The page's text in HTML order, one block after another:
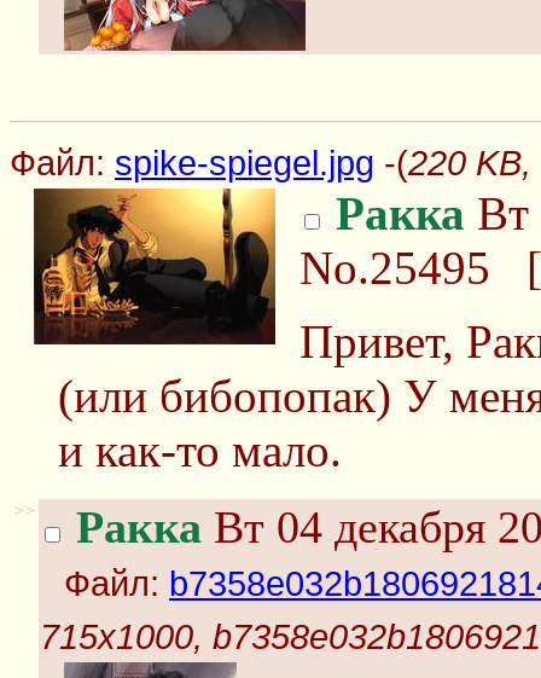
Файл: spike-spiegel.jpg -(220
Ракка Вт
No.25495 [
Привет,
(или бибопопак) У
и как-то мало.
>> Ракка Вт 04 декабря
Файл:
715x1000,